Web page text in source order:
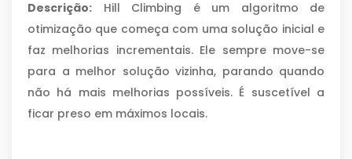
Descrição: Hill Climbing é um algoritmo de
otimização que começa com uma solução inicial e
faz melhorias incrementais. Ele sempre move-se
para a melhor solução vizinha, parando quando
não há mais melhorias possíveis. É suscetível a
ficar preso em máximos locais.